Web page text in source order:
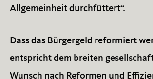
Allgemeinheit durchfüttert“.
Dass das Bürgergeld reformiert
entspricht dem breiten
Wunsch nach Reformen und